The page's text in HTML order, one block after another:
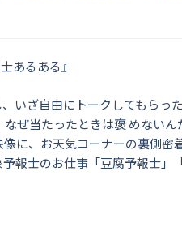
あるある』
いざ自由にトークしてもらっ
ぜ当たったときは褒 めない
に、お天気コーナーの裏側密
報士のお仕事「豆腐予報士」